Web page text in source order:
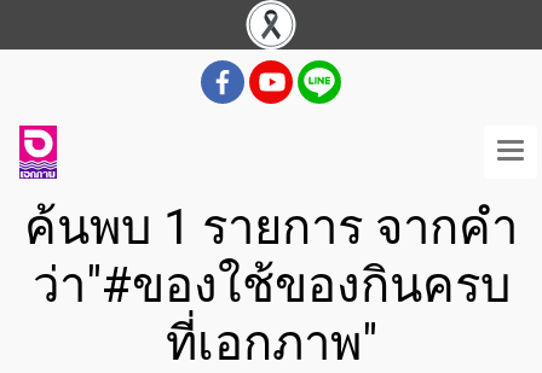
ค้นพบ 1 รายการ จากคำ
ว่า"#ของใช้ของกินครบ
ที่เอกภาพ"